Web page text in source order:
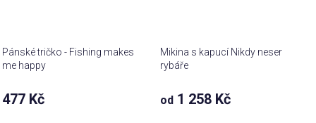
Pánské tričko - Fishing makes
me happy
477 Kč
Mikina s kapucí Nikdy neser
rybáře
od 1 258 Kč